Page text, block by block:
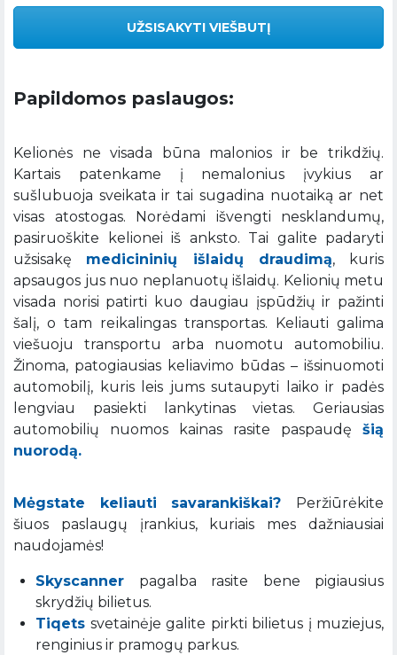
UŽSISAKYTI VIEŠBUTĮ
Papildomos paslaugos:
Kelionės ne visada būna malonios ir be trikdžių.
Kartais patenkame į nemalonius įvykius ar
sušlubuoja sveikata ir tai sugadina nuotaiką ar net
visas atostogas. Norėdami išvengti nesklandumų,
pasiruoškite kelionei iš anksto. Tai galite padaryti
užsisakę medicininių išlaidų draudimą, kuris
apsaugos jus nuo neplanuotų išlaidų. Kelionių metu
visada norisi patirti kuo daugiau įspūdžių ir pažinti
šalį, o tam reikalingas transportas. Keliauti galima
viešuoju transportu arba nuomotu automobiliu.
Žinoma, patogiausias keliavimo būdas – išsinuomoti
automobilį, kuris leis jums sutaupyti laiko ir padės
lengviau pasiekti lankytinas vietas. Geriausias
automobilių nuomos kainas rasite paspaudę šią
nuorodą.
Mėgstate keliauti savarankiškai?
Peržiūrėkite
šiuos paslaugų įrankius, kuriais mes dažniausiai
naudojamės!
Skyscanner pagalba rasite bene pigiausius
skrydžių bilietus.
Tiqets svetainėje galite pirkti bilietus į muziejus,
renginius ir pramogų parkus.